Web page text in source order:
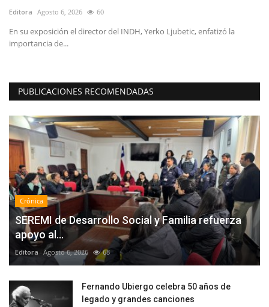
Editora Agosto 6, 2026 60
En su exposición el director del INDH, Yerko Ljubetic, enfatizó la
importancia de...
PUBLICACIONES RECOMENDADAS
Crónica
SEREMI de Desarrollo Social y Familia refuerza
apoyo al...
Editora Agosto 6, 2026 68
Fernando Ubiergo celebra 50 años de
legado y grandes canciones